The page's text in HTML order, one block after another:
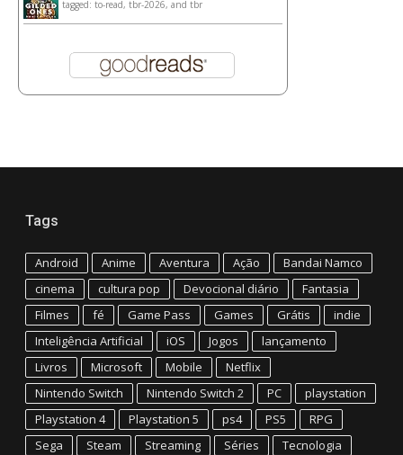
tagged: to-read, tbr-2026, and tbr
Tags
Android Anime Aventura Ação
Bandai Namco
cinema
cultura pop Devocional diário
Fantasia
Filmes
fé Game Pass Games Grátis
indie
Inteligência Artificial
iOS Jogos
lançamento
Livros
Microsoft Mobile
Netflix
Nintendo Switch
Nintendo Switch 2 PC
playstation
Playstation 4
Playstation 5 ps4 PS5
RPG
Sega
Steam Streaming Séries
Tecnologia